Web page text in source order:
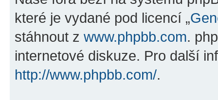
které je vydané pod licencí „
stáhnout z www.phpbb.com.
internetové diskuze. Pro další
http://www.phpbb.com/.